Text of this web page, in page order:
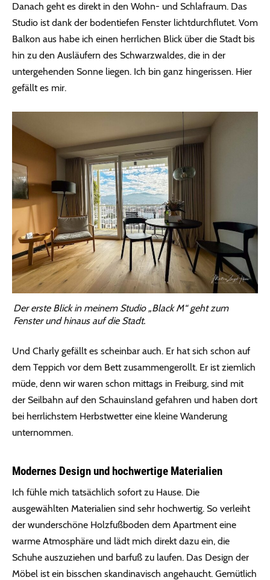
Danach geht es direkt in den Wohn- und Schlafraum. Das
Studio ist dank der bodentiefen Fenster lichtdurchflutet. Vom
Balkon aus habe ich einen herrlichen Blick über die Stadt bis
hin zu den Ausläufern des Schwarzwaldes, die in der
untergehenden Sonne liegen. Ich bin ganz hingerissen. Hier
gefällt es mir.
Der erste Blick in meinem Studio „Black M“ geht zum
Fenster und hinaus auf die Stadt.
Und Charly gefällt es scheinbar auch. Er hat sich schon auf
dem Teppich vor dem Bett zusammengerollt. Er ist ziemlich
müde, denn wir waren schon mittags in Freiburg, sind mit
der Seilbahn auf den Schauinsland gefahren und haben dort
bei herrlichstem Herbstwetter eine kleine Wanderung
unternommen.
Modernes Design und hochwertige Materialien
Ich fühle mich tatsächlich sofort zu Hause. Die
ausgewählten Materialien sind sehr hochwertig. So verleiht
der wunderschöne Holzfußboden dem Apartment eine
warme Atmosphäre und lädt mich direkt dazu ein, die
Schuhe auszuziehen und barfuß zu laufen. Das Design der
Möbel ist ein bisschen skandinavisch angehaucht. Gemütlich